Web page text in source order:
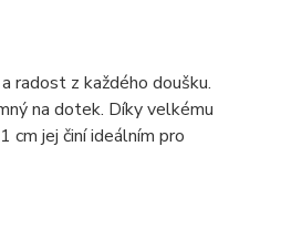
radost z každého doušku.
na dotek. Díky velkému
cm jej činí ideálním pro